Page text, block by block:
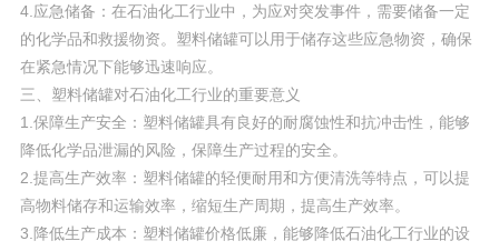
4.应急储备：在石油化工行业中，为应对突发事件，需要储备一定
的化学品和救援物资。塑料储罐可以用于储存这些应急物资，确保
在紧急情况下能够迅速响应。
三、塑料储罐对石油化工行业的重要意义
1.保障生产安全：塑料储罐具有良好的耐腐蚀性和抗冲击性，能够
降低化学品泄漏的风险，保障生产过程的安全。
2.提高生产效率：塑料储罐的轻便耐用和方便清洗等特点，可以提
高物料储存和运输效率，缩短生产周期，提高生产效率。
3.降低生产成本：塑料储罐价格低廉，能够降低石油化工行业的设